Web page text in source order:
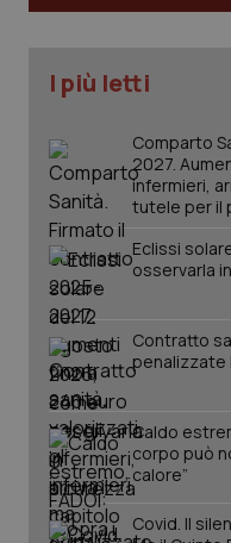
I più letti
Comparto
2027.
infermieri,
tutele per il
Eclissi
osservarla
Contratto
penalizzate
Caldo
corpo può
calore”
Covid. Il
PHPSESSID